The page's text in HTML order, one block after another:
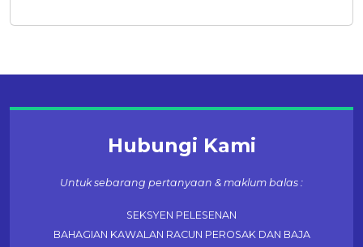
Hubungi Kami
Untuk sebarang pertanyaan & maklum balas :
SEKSYEN PELESENAN
BAHAGIAN KAWALAN RACUN PEROSAK DAN BAJA